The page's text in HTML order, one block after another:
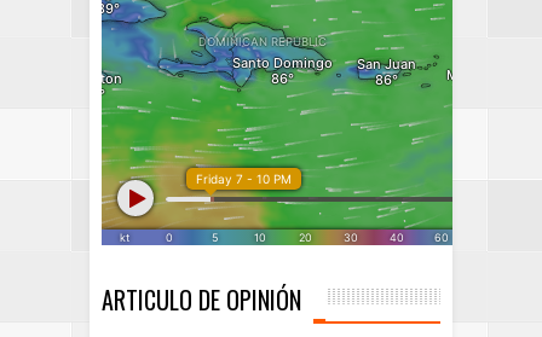
ARTICULO DE OPINIÓN